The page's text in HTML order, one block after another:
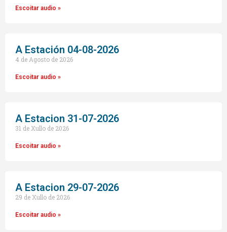
Escoitar audio »
A Estación 04-08-2026
4 de Agosto de 2026
Escoitar audio »
A Estacion 31-07-2026
31 de Xullo de 2026
Escoitar audio »
A Estacion 29-07-2026
29 de Xullo de 2026
Escoitar audio »